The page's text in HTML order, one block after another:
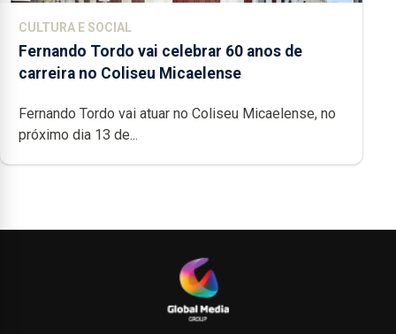
CULTURA E SOCIAL
Fernando Tordo vai celebrar 60 anos de
carreira no Coliseu Micaelense
Fernando Tordo vai atuar no Coliseu Micaelense, no
próximo dia 13 de...